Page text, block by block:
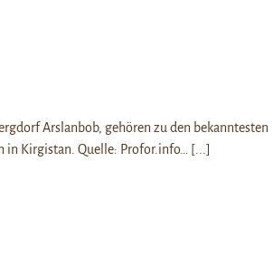
Arslanbob, gehören zu den bekanntesten
Kirgistan. Quelle: Profor.info…
[...]